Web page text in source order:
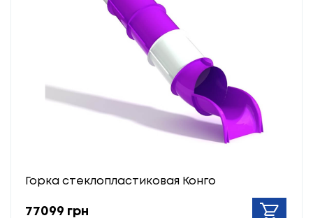
Горка стеклопластиковая Конго
77099 грн